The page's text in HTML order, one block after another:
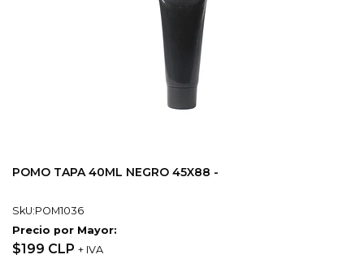
POMO TAPA 40ML NEGRO 45X88 -
SkU:POM1036
Precio por Mayor:
$199 CLP + IVA